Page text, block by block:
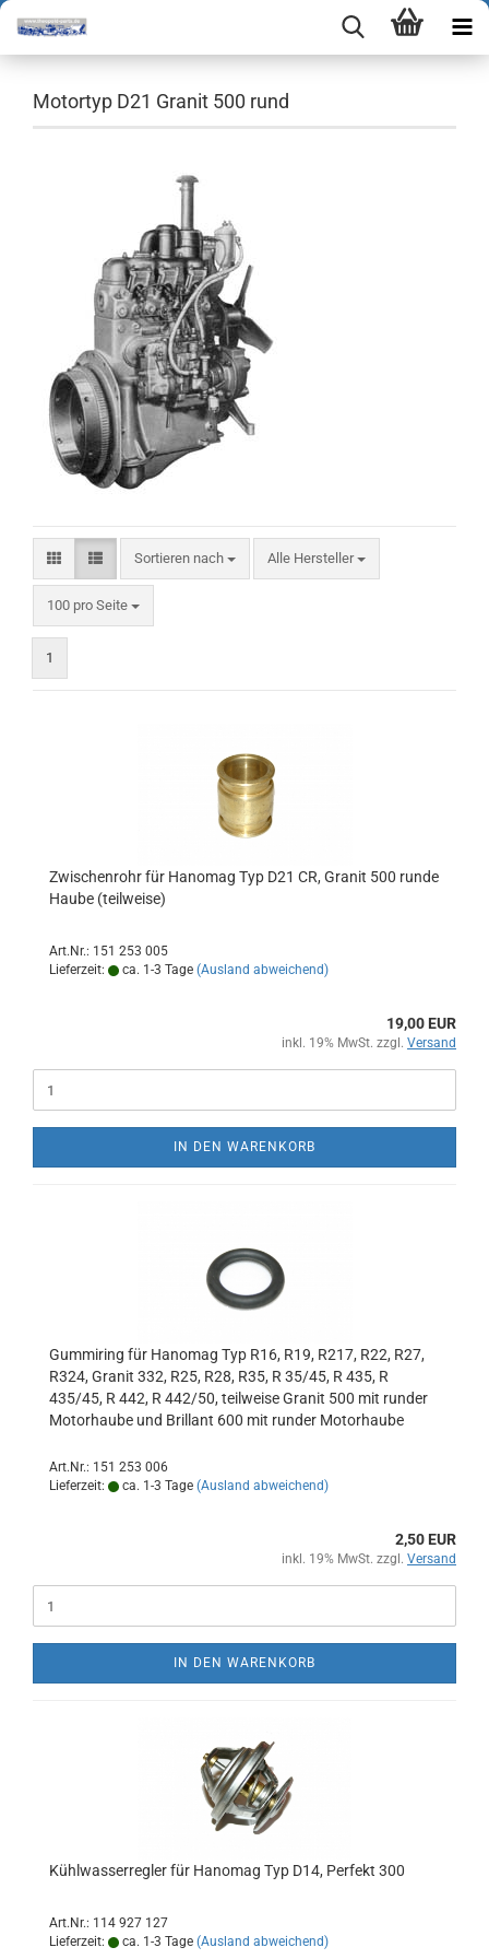
Motortyp D21 Granit 500 rund
Sortieren nach
Sortieren nach Alle Hersteller
100 pro Seite
pro Seite
1
Zwischenrohr für Hanomag Typ D21 CR, Granit 500 runde
Haube (teilweise)
Art.Nr.: 151 253 005
Lieferzeit:
ca. 1-3 Tage (Ausland abweichend)
19,00 EUR
inkl. 19% MwSt. zzgl. Versand
IN DEN WARENKORB
Gummiring für Hanomag Typ R16, R19, R217, R22, R27,
R324, Granit 332, R25, R28, R35, R 35/45, R 435, R
435/45, R 442, R 442/50, teilweise Granit 500 mit runder
Motorhaube und Brillant 600 mit runder Motorhaube
Art.Nr.: 151 253 006
Lieferzeit:
ca. 1-3 Tage (Ausland abweichend)
2,50 EUR
inkl. 19% MwSt. zzgl. Versand
IN DEN WARENKORB
Kühlwasserregler für Hanomag Typ D14, Perfekt 300
Art.Nr.: 114 927 127
Lieferzeit:
ca. 1-3 Tage (Ausland abweichend)